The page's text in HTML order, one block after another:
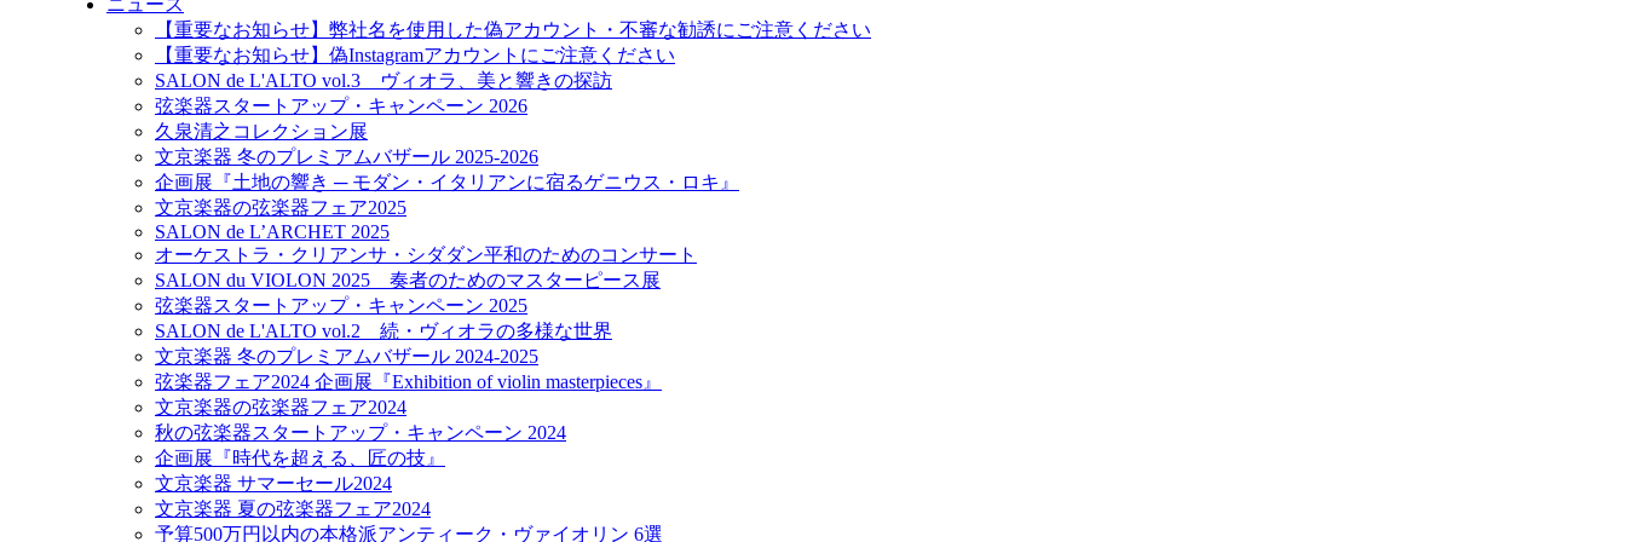
ニュース
【重要なお知らせ】弊社名を使用した偽アカウント・不審な勧誘にご注意ください
【重要なお知らせ】偽Instagramアカウントにご注意ください
SALON de L'ALTO vol.3 ヴィオラ、美と響きの探訪
弦楽器スタートアップ・キャンペーン 2026
久泉清之コレクション展
文京楽器 冬のプレミアムバザール 2025-2026
企画展『土地の響き ─ モダン・イタリアンに宿るゲニウス・ロキ』
文京楽器の弦楽器フェア2025
SALON de L’ARCHET 2025
オーケストラ・クリアンサ・シダダン平和のためのコンサート
SALON du VIOLON 2025 奏者のためのマスターピース展
弦楽器スタートアップ・キャンペーン 2025
SALON de L'ALTO vol.2 続・ヴィオラの多様な世界
文京楽器 冬のプレミアムバザール 2024-2025
弦楽器フェア2024 企画展『Exhibition of violin masterpieces』
文京楽器の弦楽器フェア2024
秋の弦楽器スタートアップ・キャンペーン 2024
企画展『時代を超える、匠の技』
文京楽器 サマーセール2024
文京楽器 夏の弦楽器フェア2024
予算500万円以内の本格派アンティーク・ヴァイオリン 6選